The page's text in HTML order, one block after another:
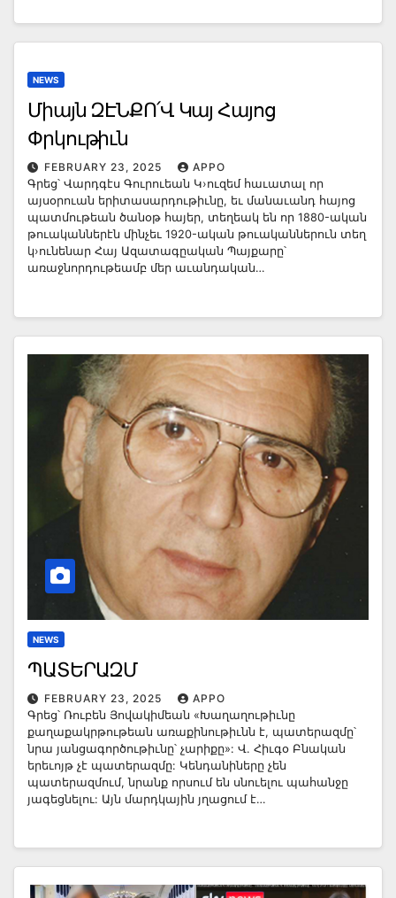
NEWS
Միայն ԶԷՆՔՈ՛Վ Կայ Հայոց
Փրկութիւն
FEBRUARY 23, 2025
APPO
Գրեց՝ Վարդգէս Գուրուեան Կ›ուզեմ հաւատալ որ
այսօրուան երիտասարդութիւնը, եւ մանաւանդ հայոց
պատմութեան ծանօթ հայեր, տեղեակ են որ 1880-ական
թուականներէն մինչեւ 1920-ական թուականներուն տեղ
կ›ունենար Հայ Ազատագըական Պայքարը՝
առաջնորդութեամբ մեր աւանդական…
NEWS
ՊԱՏԵՐԱԶՄ
FEBRUARY 23, 2025
APPO
Գրեց՝ Ռուբեն Յովակիմեան «Խաղաղութիւնը
քաղաքակրթութեան առաքինութիւնն է, պատերազմը՝
նրա յանցագործութիւնը՝ չարիքը»: Վ. Հիւգօ Բնական
երեւոյթ չէ պատերազմը: Կենդանիները չեն
պատերազմում, նրանք որսում են սնուելու պահանջը
յագեցնելու: Այն մարդկային յղացում է…